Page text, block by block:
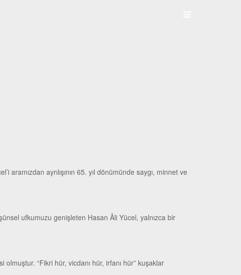
ayrılışının 65. yıl dönümünde saygı, minnet ve
ufkumuzu genişleten Hasan Âli Yücel, yalnızca bir
“Fikri hür, vicdanı hür, irfanı hür” kuşaklar